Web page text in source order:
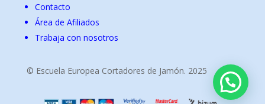
Contacto
Área de Afiliados
Trabaja con nosotros
© Escuela Europea Cortadores de Jamón. 2025